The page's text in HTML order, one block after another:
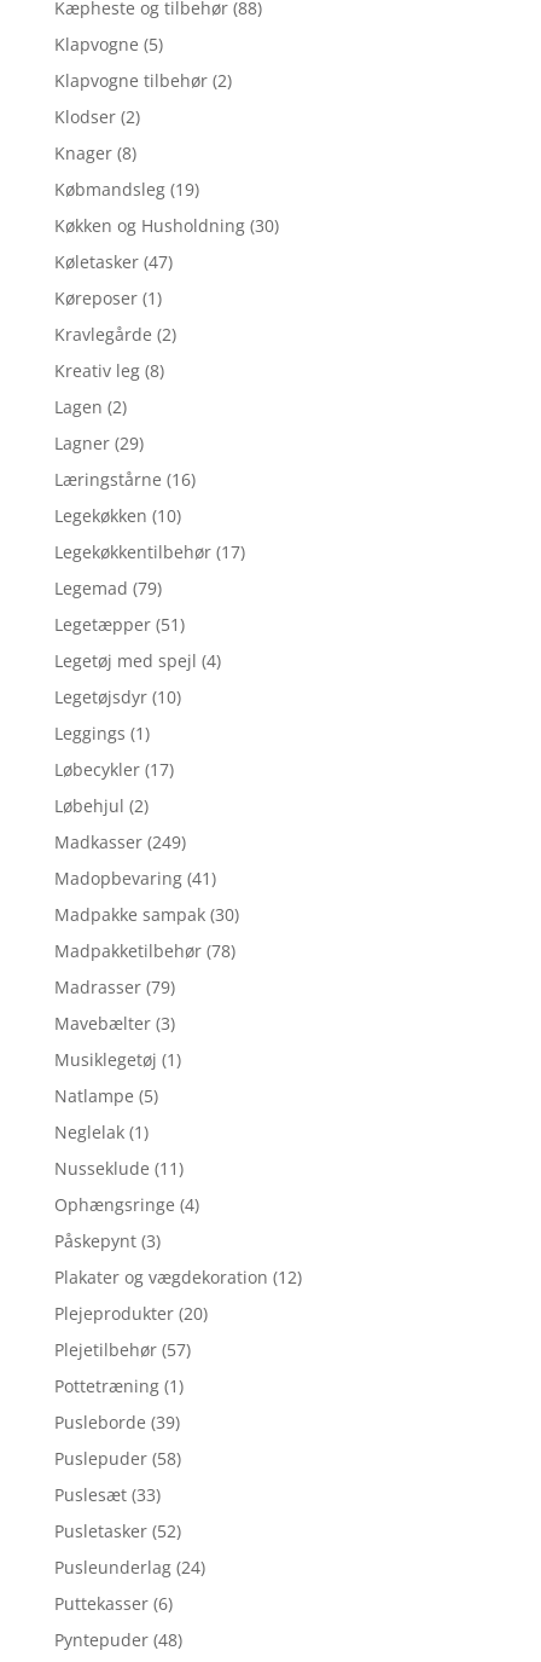
Kæpheste og tilbehør (88)
Klapvogne (5)
Klapvogne tilbehør (2)
Klodser (2)
Knager (8)
Købmandsleg (19)
Køkken og Husholdning (30)
Køletasker (47)
Køreposer (1)
Kravlegårde (2)
Kreativ leg (8)
Lagen (2)
Lagner (29)
Læringstårne (16)
Legekøkken (10)
Legekøkkentilbehør (17)
Legemad (79)
Legetæpper (51)
Legetøj med spejl (4)
Legetøjsdyr (10)
Leggings (1)
Løbecykler (17)
Løbehjul (2)
Madkasser (249)
Madopbevaring (41)
Madpakke sampak (30)
Madpakketilbehør (78)
Madrasser (79)
Mavebælter (3)
Musiklegetøj (1)
Natlampe (5)
Neglelak (1)
Nusseklude (11)
Ophængsringe (4)
Påskepynt (3)
Plakater og vægdekoration (12)
Plejeprodukter (20)
Plejetilbehør (57)
Pottetræning (1)
Pusleborde (39)
Puslepuder (58)
Puslesæt (33)
Pusletasker (52)
Pusleunderlag (24)
Puttekasser (6)
Pyntepuder (48)